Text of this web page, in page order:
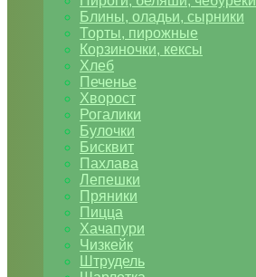
Блины, оладьи, сырники
Торты, пирожные
Корзиночки, кексы
Хлеб
Печенье
Хворост
Рогалики
Булочки
Бисквит
Пахлава
Лепешки
Пряники
Пицца
Хачапури
Чизкейк
Штрудель